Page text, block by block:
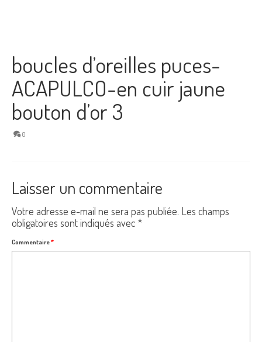
boucles d’oreilles puces-
ACAPULCO-en cuir jaune
bouton d’or 3
0
Laisser un commentaire
Votre adresse e-mail ne sera pas publiée. Les champs
obligatoires sont indiqués avec *
Commentaire*